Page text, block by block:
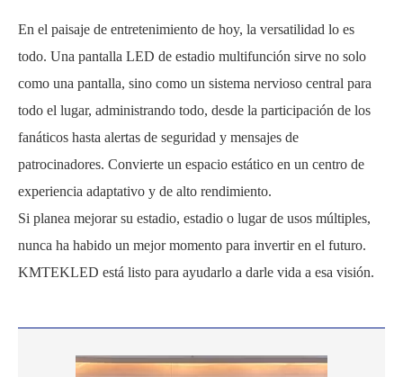
En el paisaje de entretenimiento de hoy, la versatilidad lo es
todo. Una pantalla LED de estadio multifunción sirve no solo
como una pantalla, sino como un sistema nervioso central para
todo el lugar, administrando todo, desde la participación de los
fanáticos hasta alertas de seguridad y mensajes de
patrocinadores. Convierte un espacio estático en un centro de
experiencia adaptativo y de alto rendimiento.
Si planea mejorar su estadio, estadio o lugar de usos múltiples,
nunca ha habido un mejor momento para invertir en el futuro.
KMTEKLED está listo para ayudarlo a darle vida a esa visión.